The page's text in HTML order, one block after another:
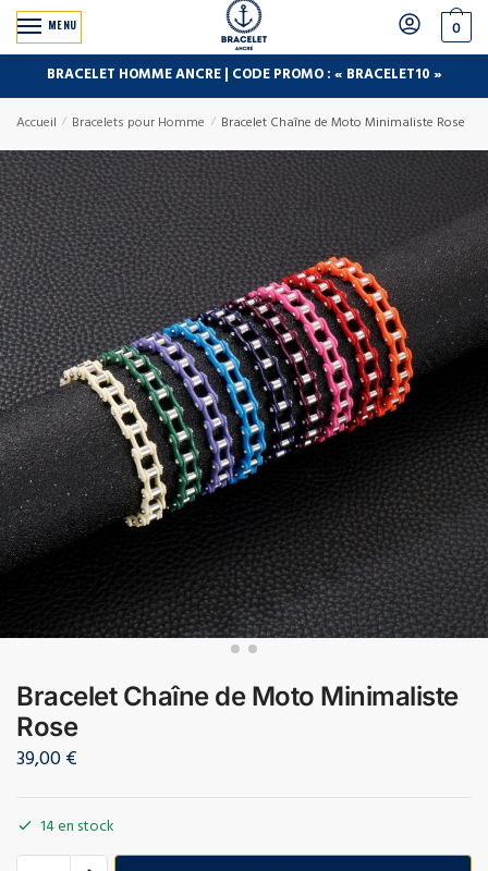
MENU 0
BRACELET HOMME ANCRE | CODE PROMO : « BRACELET10 »
Accueil / Bracelets pour Homme / Bracelet Chaîne de Moto Minimaliste Rose
Bracelet Chaîne de Moto Minimaliste
Rose
39,00€
14 en stock